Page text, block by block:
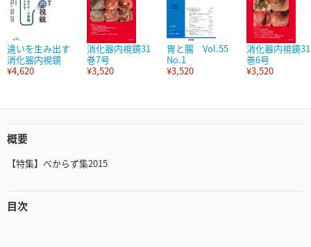
違いを生み出す
消化器内視鏡
¥4,620
消化器内視鏡31
巻7号
¥3,520
胃と腸 Vol.55
No.1
¥3,520
消化器内視鏡31
巻6号
¥3,520
概要
【特集】べからず集2015
目次